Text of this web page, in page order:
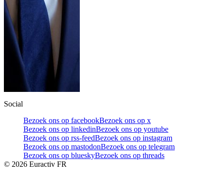
Social
Bezoek ons op facebookBezoek ons op x
Bezoek ons op linkedinBezoek ons op youtube
Bezoek ons op rss-feedBezoek ons op instagram
Bezoek ons op mastodonBezoek ons op telegram
Bezoek ons op blueskyBezoek ons op threads
© 2026 Euractiv FR